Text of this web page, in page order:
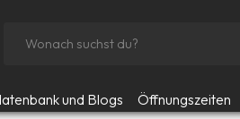
und Blogs Öffnungszeiten